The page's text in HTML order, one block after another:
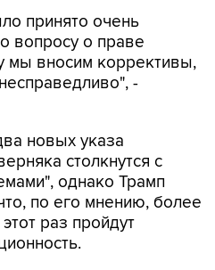
принято очень
вопросу о праве
мы вносим коррективы,
-
новых указа
столкнутся с
однако Трамп
по его мнению, более
раз пройдут